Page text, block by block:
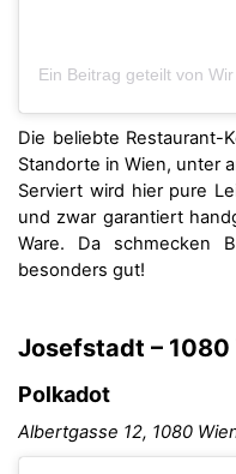
Die beliebte Restaurant-
Standorte in Wien, unter
Serviert wird hier pure
und zwar garantiert
Ware. Da schmecken
besonders gut!
Josefstadt – 1080
Polkadot
Albertgasse 12, 1080